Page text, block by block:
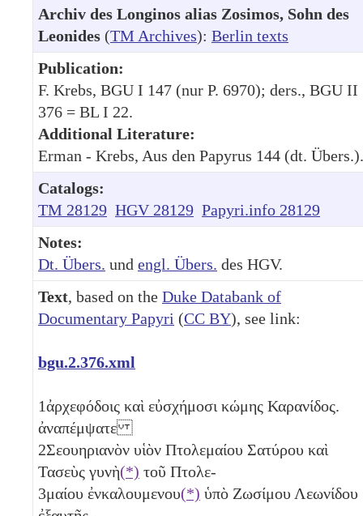
Archiv des Longinos alias Zosimos, Sohn des
Leonides (TM Archives): Berlin texts
Publication:
F. Krebs, BGU I 147 (nur P. 6970); ders., BGU II
376 = BL I 22.
Additional Literature:
Erman - Krebs, Aus den Papyrus 144 (dt. Übers.).
Catalogs:
TM 28129 HGV 28129 Papyri.info 28129
Notes:
Dt. Übers. und engl. Übers. des HGV.
Text, based on the Duke Databank of
Documentary Papyri (CC BY), see link:
bgu.2.376.xml
1ἀρχεφόδοις καὶ εὐσχήμοσι κώμης Καρανίδος.
ἀναπέμψατε
2Σεουηριανὸν υἱὸν Πτολεμαίου Σατύρου καὶ
Τασεὺς γυνὴ(*) τοῦ Πτολε-
3μαίου ἐνκαλουμενου(*) ὑπὸ Ζωσίμου Λεωνίδου